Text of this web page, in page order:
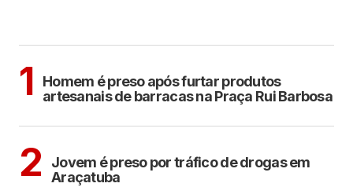
1
Homem é preso após furtar produtos
artesanais de barracas na Praça Rui Barbosa
2
Jovem é preso por tráfico de drogas em
Araçatuba